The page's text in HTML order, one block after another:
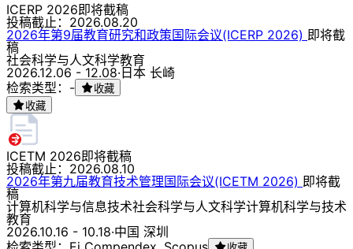
ICERP 2026即将截稿
投稿截止： 2026.08.20
2026年第9届教育研究和政策国际会议(ICERP 2026) 即将截
稿
社会科学与人文科学教育
2026.12.06 - 12.08·日本 长崎
检索类型：-
收藏
收藏
ICETM 2026即将截稿
投稿截止： 2026.08.10
2026年第九届教育技术管理国际会议(ICETM 2026) 即将截
稿
计算机科学与信息技术社会科学与人文科学计算机科学与技术
教育
2026.10.16 - 10.18·中国 深圳